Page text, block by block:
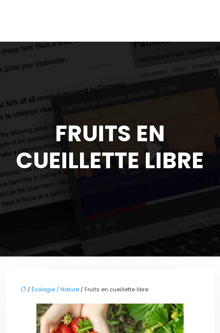
FRUITS EN
CUEILLETTE LIBRE
/Écologie / Nature / Fruits en cueillette libre